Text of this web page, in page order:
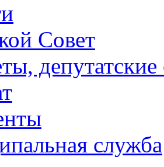
Совет
служба